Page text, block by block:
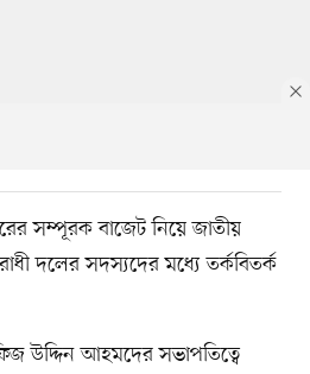
সম্পূরক বাজেট নিয়ে জাতীয়
দলের সদস্যদের মধ্যে তর্কবিতর্ক
উদ্দিন আহমদের সভাপতিত্বে